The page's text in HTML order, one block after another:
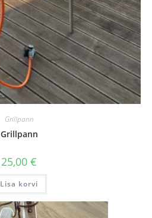
Grillpann
Grillpann
25,00 €
Lisa korvi